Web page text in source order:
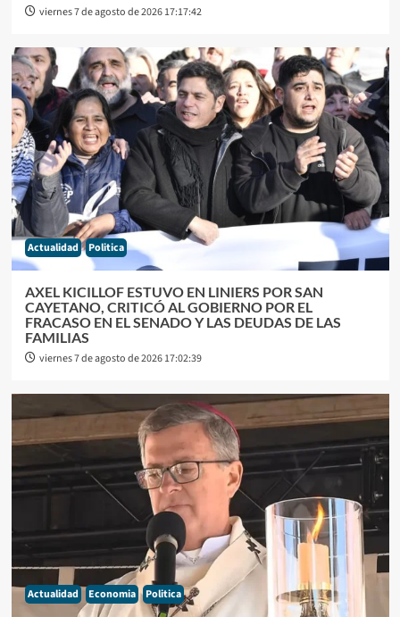
viernes 7 de agosto de 2026 17:17:42
Actualidad Politica
AXEL KICILLOF ESTUVO EN LINIERS POR SAN
CAYETANO, CRITICÓ AL GOBIERNO POR EL
FRACASO EN EL SENADO Y LAS DEUDAS DE LAS
FAMILIAS
viernes 7 de agosto de 2026 17:02:39
Actualidad Economia Politica